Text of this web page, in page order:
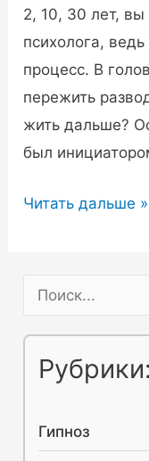
2, 10, 30 лет, вы
психолога,
процесс. В
пережить
жить дальше?
был
Как
и
женой
советы
психолога
Читать дальше »
Рубрики:
Гипноз